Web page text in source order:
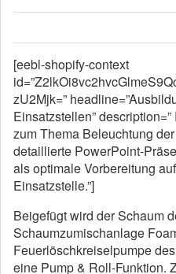
[eebl-shopify-context
zU2Mjk=”
Einsatzstellen”
zum Thema Beleuchtung
detaillierte PowerPoint-
als optimale Vorbereitung
Einsatzstelle.”]
Beigefügt wird der Schaum
Schaumzumischanlage
Feuerlöschkreiselpumpe
eine Pump & Roll-Funktion.